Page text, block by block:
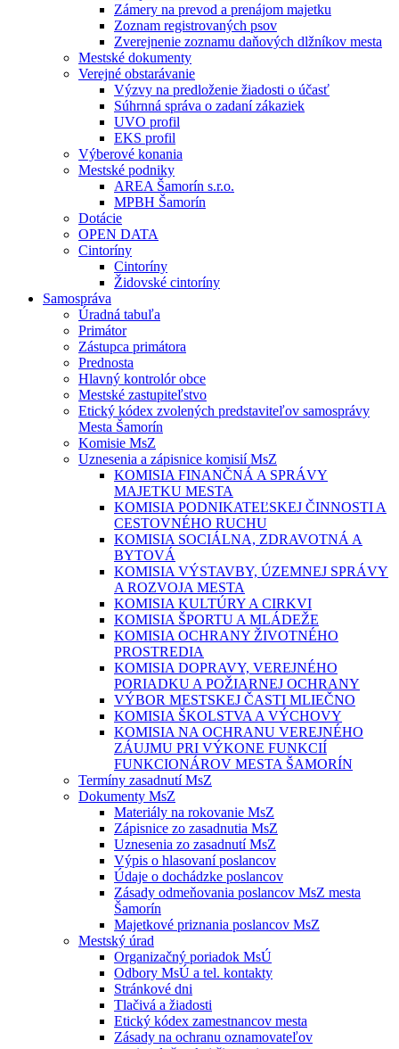
Zámery na prevod a prenájom majetku
Zoznam registrovaných psov
Zverejnenie zoznamu daňových dlžníkov mesta
Mestské dokumenty
Verejné obstarávanie
Výzvy na predloženie žiadosti o účasť
Súhrnná správa o zadaní zákaziek
UVO profil
EKS profil
Výberové konania
Mestské podniky
AREA Šamorín s.r.o.
MPBH Šamorín
Dotácie
OPEN DATA
Cintoríny
Cintoríny
Židovské cintoríny
Samospráva
Úradná tabuľa
Primátor
Zástupca primátora
Prednosta
Hlavný kontrolór obce
Mestské zastupiteľstvo
Etický kódex zvolených predstaviteľov samosprávy
Mesta Šamorín
Komisie MsZ
Uznesenia a zápisnice komisií MsZ
KOMISIA FINANČNÁ A SPRÁVY
MAJETKU MESTA
KOMISIA PODNIKATEĽSKEJ ČINNOSTI A
CESTOVNÉHO RUCHU
KOMISIA SOCIÁLNA, ZDRAVOTNÁ A
BYTOVÁ
KOMISIA VÝSTAVBY, ÚZEMNEJ SPRÁVY
A ROZVOJA MESTA
KOMISIA KULTÚRY A CIRKVI
KOMISIA ŠPORTU A MLÁDEŽE
KOMISIA OCHRANY ŽIVOTNÉHO
PROSTREDIA
KOMISIA DOPRAVY, VEREJNÉHO
PORIADKU A POŽIARNEJ OCHRANY
VÝBOR MESTSKEJ ČASTI MLIEČNO
KOMISIA ŠKOLSTVA A VÝCHOVY
KOMISIA NA OCHRANU VEREJNÉHO
ZÁUJMU PRI VÝKONE FUNKCIÍ
FUNKCIONÁROV MESTA ŠAMORÍN
Termíny zasadnutí MsZ
Dokumenty MsZ
Materiály na rokovanie MsZ
Zápisnice zo zasadnutia MsZ
Uznesenia zo zasadnutí MsZ
Výpis o hlasovaní poslancov
Údaje o dochádzke poslancov
Zásady odmeňovania poslancov MsZ mesta
Šamorín
Majetkové priznania poslancov MsZ
Mestský úrad
Organizačný poriadok MsÚ
Odbory MsÚ a tel. kontakty
Stránkové dni
Tlačivá a žiadosti
Etický kódex zamestnancov mesta
Zásady na ochranu oznamovateľov